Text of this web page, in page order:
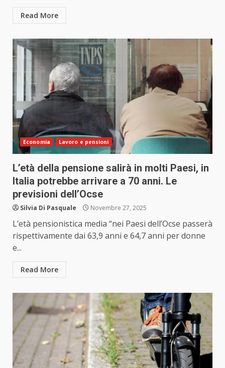
Read More
Economia Lavoro e pensioni
L’età della pensione salirà in molti Paesi, in
Italia potrebbe arrivare a 70 anni. Le
previsioni dell’Ocse
Silvia Di Pasquale Novembre 27, 2025
L’età pensionistica media “nei Paesi dell’Ocse passerà
rispettivamente dai 63,9 anni e 64,7 anni per donne
e...
Read More